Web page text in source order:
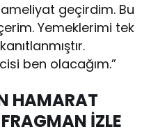
geçirdim. Bu
Yemeklerimi tek
ben olacağım.”
HAMARAT
İZLE